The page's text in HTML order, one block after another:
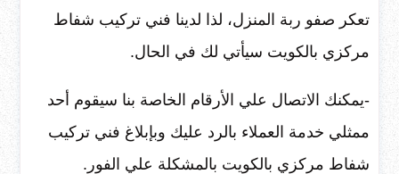
تعكر صفو ربة المنزل، لذا لدينا فني تركيب شفاط
مركزي بالكويت سيأتي لك في الحال.
-يمكنك الاتصال علي الأرقام الخاصة بنا سيقوم أحد
ممثلي خدمة العملاء بالرد عليك وبإبلاغ فني تركيب
شفاط مركزي بالكويت بالمشكلة علي الفور.